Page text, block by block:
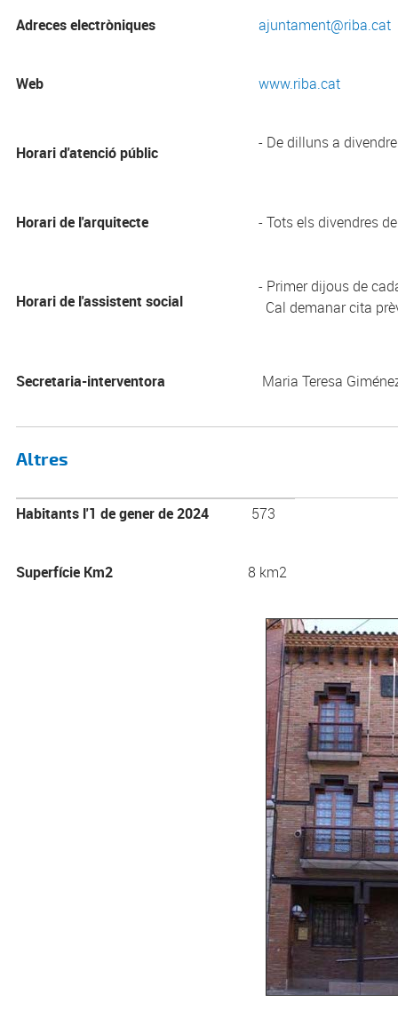
Adreces electròniques ajuntament@riba.cat
Web www.riba.cat
Horari d'atenció públic
- De dilluns a
Horari de l'arquitecte - Tots els divendres
Horari de l'assistent social
- Primer dijous de
Cal demanar cita
Secretaria-interventora Maria Teresa
Altres
Habitants l'1 de gener de 2024 573
Superfície Km2 8 km2